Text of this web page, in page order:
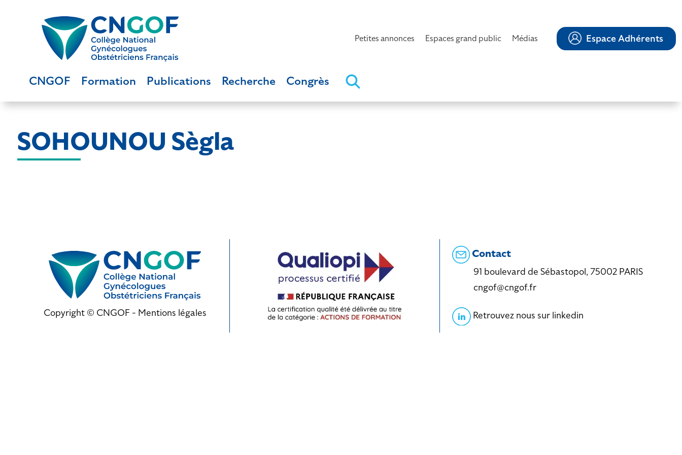
Petites annonces Espaces grand public Médias Espace Adhérents
CNGOF Formation Publications Recherche Congrès
SOHOUNOU Sègla
Copyright © CNGOF - Mentions légales
Contact
91 boulevard de Sébastopol, 75002 PARIS
cngof@cngof.fr
Retrouvez nous sur linkedin